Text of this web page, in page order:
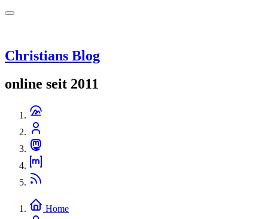
Christians Blog
online seit 2011
Home